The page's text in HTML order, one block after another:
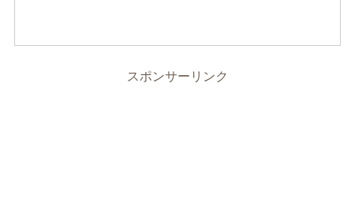
スポンサーリンク